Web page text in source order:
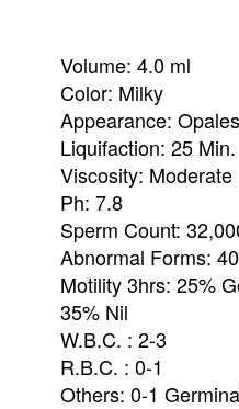
Volume: 4.0 ml
Color: Milky
Appearance:
Liquifaction: 25 Min.
Viscosity: Moderate
Ph: 7.8
Sperm Count:
Abnormal Forms:
Motility 3hrs: 25%
35% Nil
W.B.C. : 2-3
R.B.C. : 0-1
Others: 0-1